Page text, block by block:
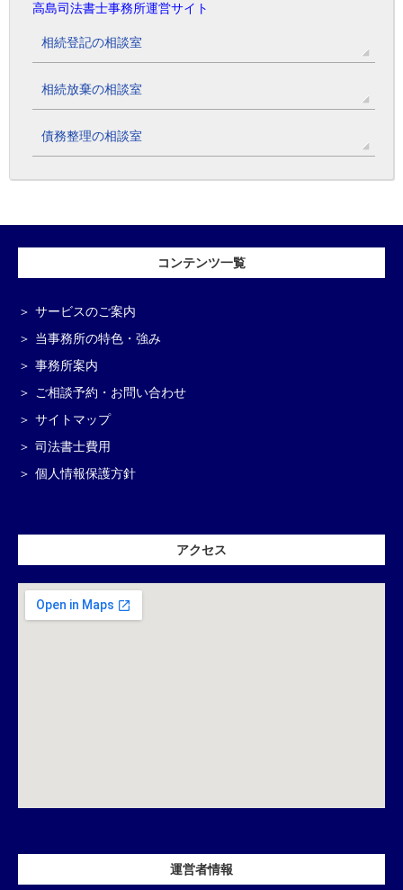
高島司法書士事務所運営サイト
相続登記の相談室
相続放棄の相談室
債務整理の相談室
コンテンツ一覧
サービスのご案内
当事務所の特色・強み
事務所案内
ご相談予約・お問い合わせ
サイトマップ
司法書士費用
個人情報保護方針
アクセス
運営者情報